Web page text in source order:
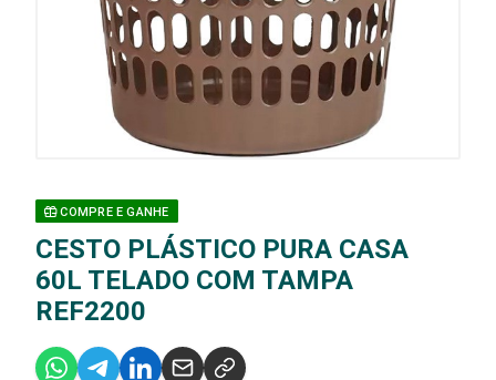
COMPRE E GANHE
CESTO PLÁSTICO PURA CASA
60L TELADO COM TAMPA
REF2200